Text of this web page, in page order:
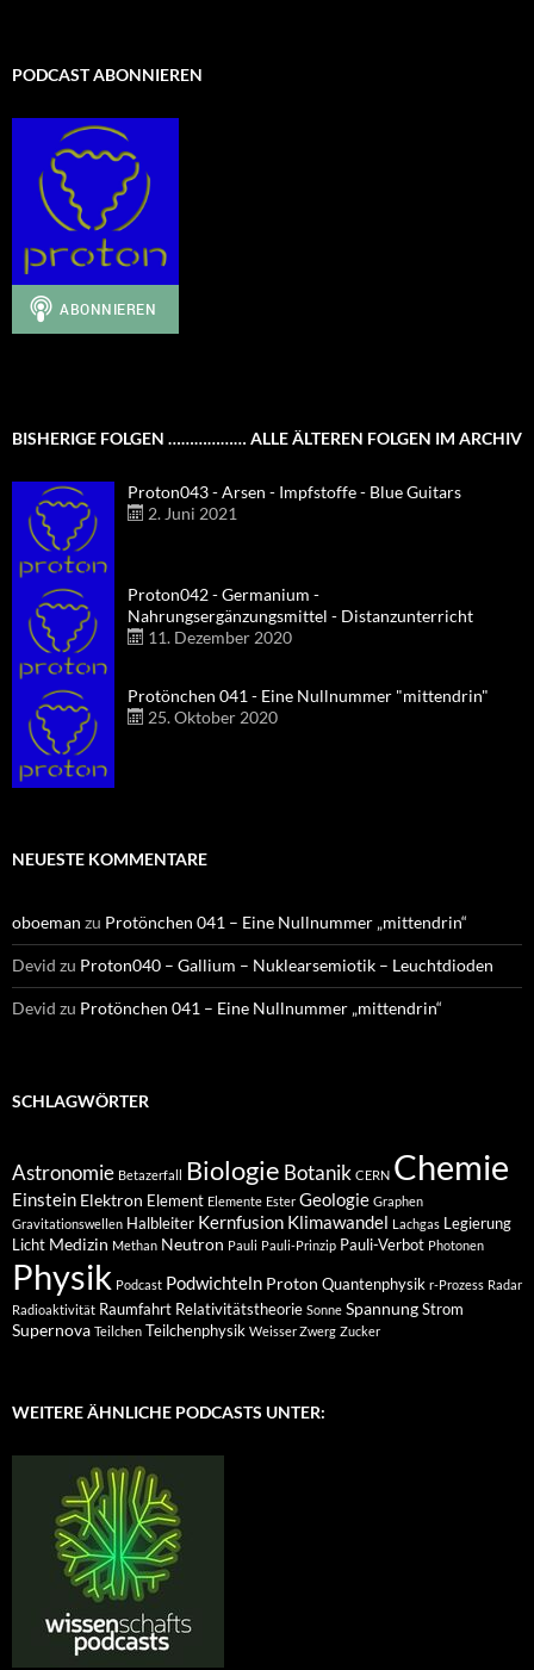
PODCAST ABONNIEREN
BISHERIGE FOLGEN ……………… ALLE ÄLTEREN FOLGEN IM ARCHIV
Proton043 - Arsen - Impfstoffe - Blue Guitars
2. Juni 2021
Proton042 - Germanium -
Nahrungsergänzungsmittel - Distanzunterricht
11. Dezember 2020
Protönchen 041 - Eine Nullnummer "mittendrin"
25. Oktober 2020
NEUESTE KOMMENTARE
oboeman zu Protönchen 041 – Eine Nullnummer „mittendrin“
Devid zu Proton040 – Gallium – Nuklearsemiotik – Leuchtdioden
Devid zu Protönchen 041 – Eine Nullnummer „mittendrin“
SCHLAGWÖRTER
Astronomie Betazerfall Biologie Botanik CERN Chemie
Einstein Elektron Element Elemente Ester Geologie Graphen
Gravitationswellen Halbleiter Kernfusion Klimawandel Lachgas Legierung
Licht Medizin Methan Neutron Pauli Pauli-Prinzip Pauli-Verbot Photonen
Physik Podcast Podwichteln Proton Quantenphysik r-Prozess Radar
Radioaktivität Raumfahrt Relativitätstheorie Sonne Spannung Strom
Supernova Teilchen Teilchenphysik Weisser Zwerg Zucker
WEITERE ÄHNLICHE PODCASTS UNTER: